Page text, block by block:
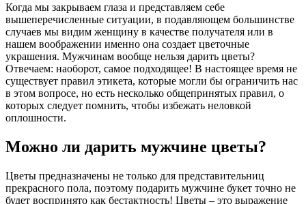
Когда мы закрываем глаза и представляем себе
вышеперечисленные ситуации, в подавляющем большинстве
случаев мы видим женщину в качестве получателя или в
нашем воображении именно она создает цветочные
украшения. Мужчинам вообще нельзя дарить цветы?
Отвечаем: наоборот, самое подходящее! В настоящее время не
существует правил этикета, которые могли бы ограничить нас
в этом вопросе, но есть несколько общепринятых правил, о
которых следует помнить, чтобы избежать неловкой
оплошности.
Можно ли дарить мужчине цветы?
Цветы предназначены не только для представительниц
прекрасного пола, поэтому подарить мужчине букет точно не
будет воспринято как бестактность! Цветы – это выражение